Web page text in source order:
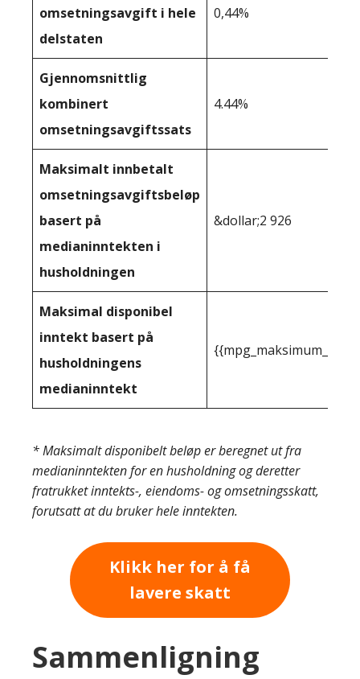
omsetningsavgift i hele
delstaten
0,44%
Gjennomsnittlig
kombinert
omsetningsavgiftssats
4.44%
Maksimalt innbetalt
omsetningsavgiftsbeløp
basert på
medianinntekten i
husholdningen
&dollar;2 926
Maksimal disponibel
inntekt basert på
husholdningens
medianinntekt
* Maksimalt disponibelt beløp er beregnet ut fra
medianinntekten for en husholdning og deretter
fratrukket inntekts-, eiendoms- og omsetningsskatt,
forutsatt at du bruker hele inntekten.
Klikk her for å få
lavere skatt
Sammenligning